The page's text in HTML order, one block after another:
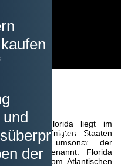
der
Florida liegt im
der Vereinigten Staaten
nicht umsonst der
State” genannt. Florida
Halbinsel vom Atlantischen